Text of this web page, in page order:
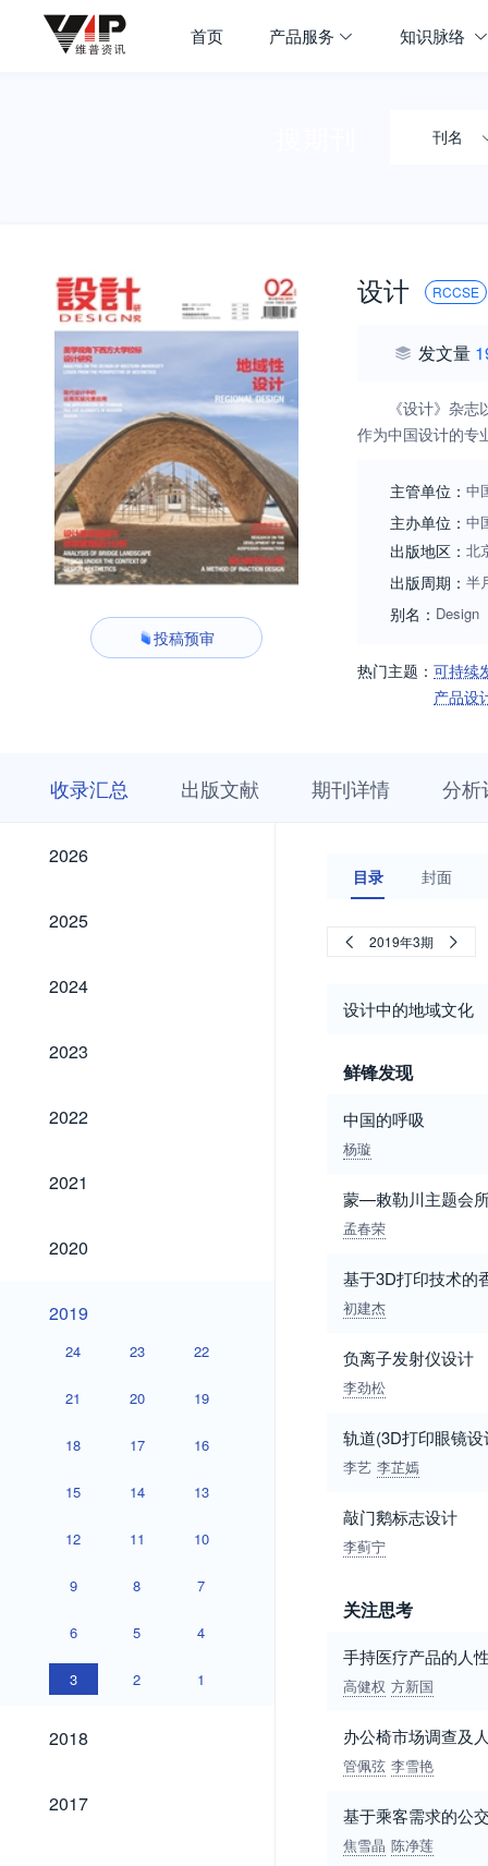
首页 产品服务 知识脉络
刊名
投稿预审
设计 RCCSE
发文量
《设计》杂
作为中国设计的专
主管单位： 中
主办单位： 中
出版地区： 北
出版周期： 半
别名： Design
热门主题： 可持续
产品设
收录汇总 出版文献 期刊详情 分析
2026
2026
2025
2025
2024
2024
2023
2023
2022
2022
2021
2021
2020
2020
2019
2019
24 23 22
21 20 19
18 17 16
15 14 13
12 11 10
9 8 7
6 5 4
3 2 1
2018
2018
2017
2017
目录 封面
2019年3期
设计中的地域文化
鲜锋发现
中国的呼吸
杨璇
蒙—敕勒川主题会
孟春荣
基于3D打印技术的
初建杰
负离子发射仪设计
李劲松
轨道(3D打印眼镜设
李艺 李芷嫣
敲门鹅标志设计
李蓟宁
关注思考
手持医疗产品的人
高健权 方新国
办公椅市场调查及
管佩弦 李雪艳
基于乘客需求的公
焦雪晶 陈净莲